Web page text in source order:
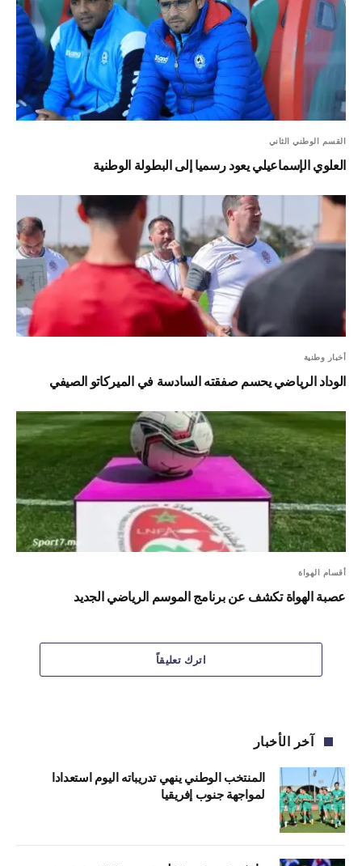
القسم الوطني الثاني
العلوي الإسماعيلي يعود رسميا إلى البطولة الوطنية
أخبار وطنية
الوداد الرياضي يحسم صفقته السادسة في الميركاتو الصيفي
أقسام الهواة
عصبة الهواة تكشف عن برنامج الموسم الرياضي الجديد
اترك تعليقاً
آخر الأخبار
المنتخب الوطني ينهي تدريباته اليوم استعدادا
لمواجهة جنوب إفريقيا